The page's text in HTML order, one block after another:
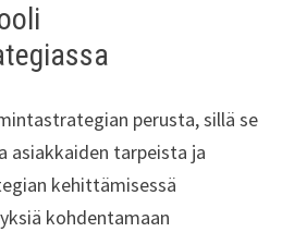
perusta, sillä se
asiakkaiden tarpeista ja
kehittämisessä
kohdentamaan